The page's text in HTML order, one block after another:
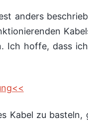
anders
Ich hoffe, dass
Kabel zu